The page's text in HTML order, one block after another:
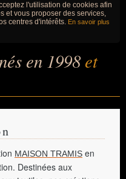
l'utilisation de cookies afin
et vous proposer des services,
centres d'intérêts. En savoir plus
en 1998et
MAISON TRAMIS en
Destinées aux